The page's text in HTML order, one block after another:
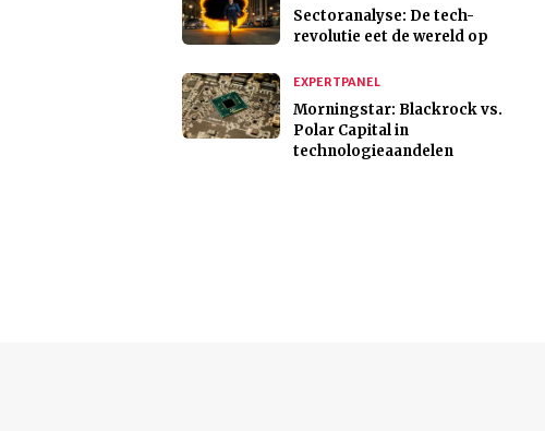
Sectoranalyse: De tech-
revolutie eet de wereld op
EXPERTPANEL
Morningstar: Blackrock vs.
Polar Capital in
technologieaandelen